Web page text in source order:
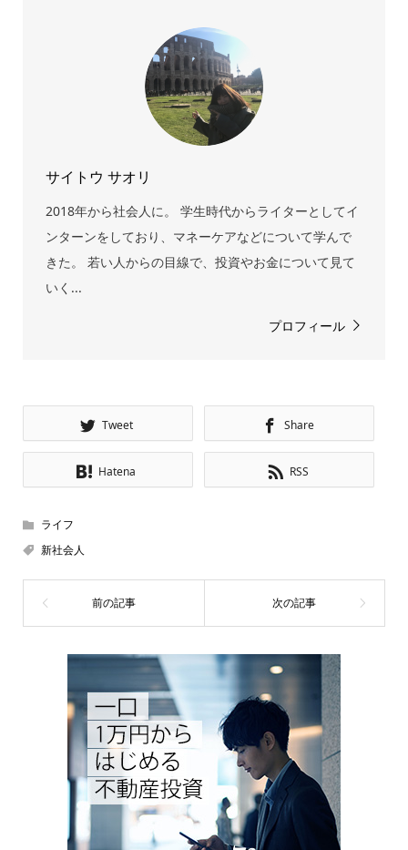
サイトウ サオリ
2018年から社会人に。 学生時代からライターとしてイ
ンターンをしており、マネーケアなどについて学んで
きた。 若い人からの目線で、投資やお金について見て
いく...
プロフィール
Tweet Share
Hatena RSS
ライフ
新社会人